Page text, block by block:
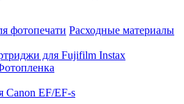
фотопечати Расходные материалы
для Fujifilm Instax
Canon EF/EF-s